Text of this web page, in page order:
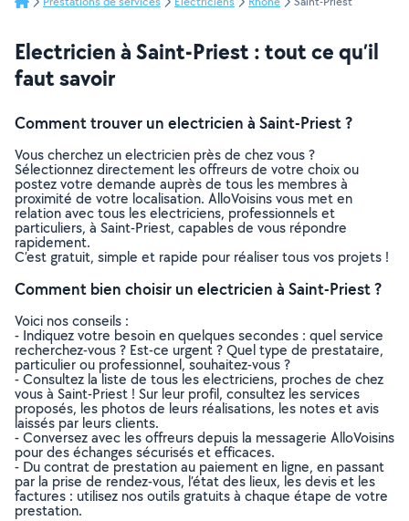
Electricien à Saint-Priest : tout ce qu’il
faut savoir
Comment trouver un electricien à Saint-Priest ?
Vous cherchez un electricien près de chez vous ?
Sélectionnez directement les offreurs de votre choix ou
postez votre demande auprès de tous les membres à
proximité de votre localisation. AlloVoisins vous met en
relation avec tous les electriciens, professionnels et
particuliers, à Saint-Priest, capables de vous répondre
rapidement.
C’est gratuit, simple et rapide pour réaliser tous vos projets !
Comment bien choisir un electricien à Saint-Priest ?
Voici nos conseils :
- Indiquez votre besoin en quelques secondes : quel service
recherchez-vous ? Est-ce urgent ? Quel type de prestataire,
particulier ou professionnel, souhaitez-vous ?
- Consultez la liste de tous les electriciens, proches de chez
vous à Saint-Priest ! Sur leur profil, consultez les services
proposés, les photos de leurs réalisations, les notes et avis
laissés par leurs clients.
- Conversez avec les offreurs depuis la messagerie AlloVoisins
pour des échanges sécurisés et efficaces.
- Du contrat de prestation au paiement en ligne, en passant
par la prise de rendez-vous, l’état des lieux, les devis et les
factures : utilisez nos outils gratuits à chaque étape de votre
prestation.